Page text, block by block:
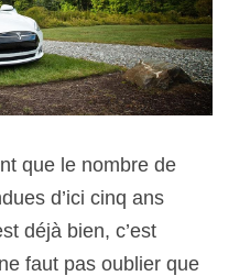
que le nombre de
d’ici cinq ans
déjà bien, c’est
faut pas oublier que